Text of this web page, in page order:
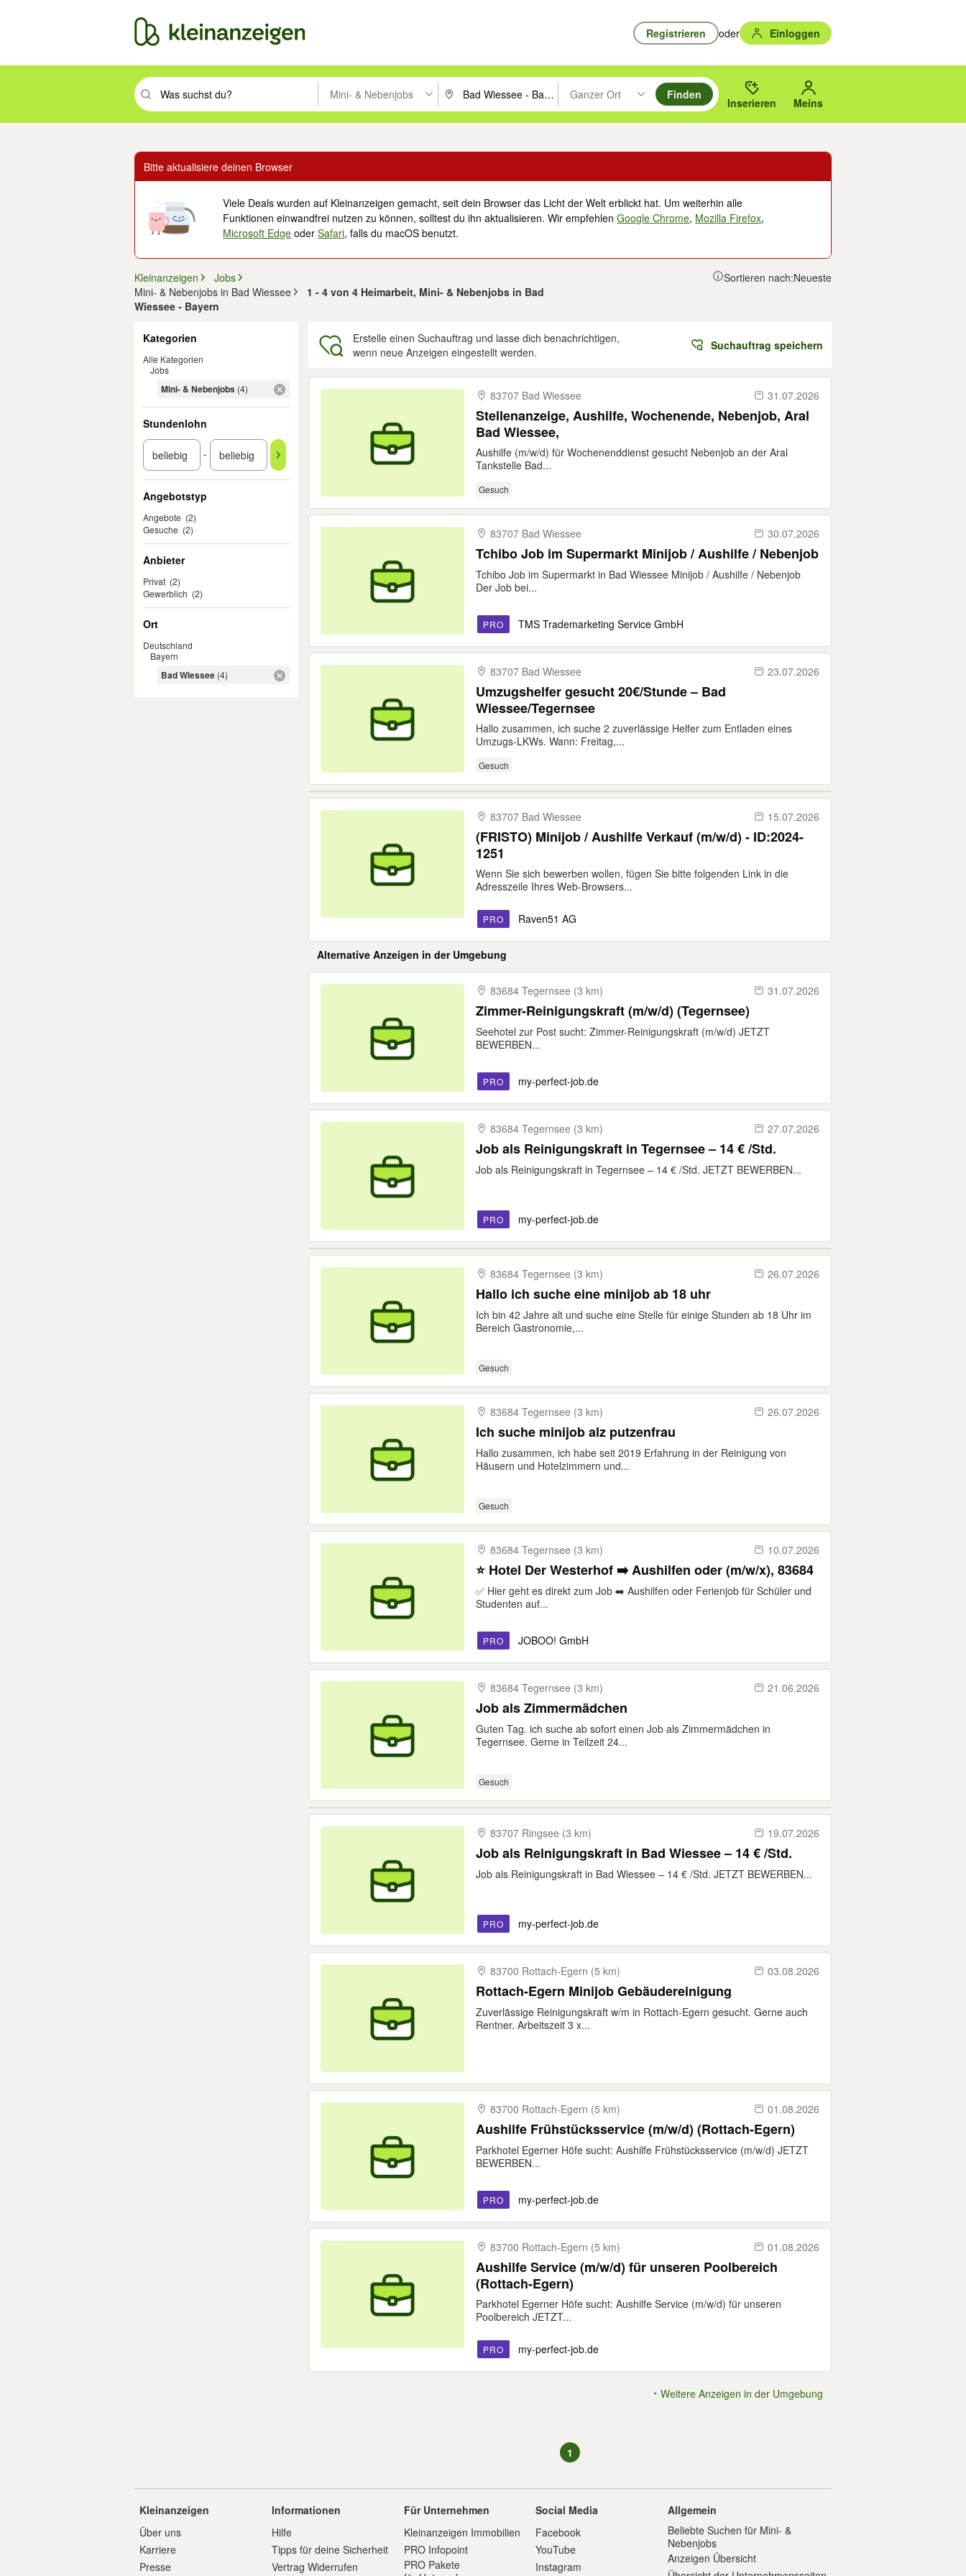
Registrieren oder Einloggen
Suchbegriff eingeben. Eingabetaste drücken um zu suchen, oder Vorschläge mit den Pfeiltasten nach oben/unten durchsuchen und mit Eingabetaste auswählen.
Mini- & Nebenjobs PLZ oder Ort eingeben. Eingabetaste drücken um zu suchen, oder Vorschläge mit den Pfeiltasten nach oben/
Ganzer Ort
Suche im Umkreis des gewählten Orts oder PLZ.
Finden
Inserieren Meins
Bitte aktualisiere deinen Browser
Viele Deals wurden auf Kleinanzeigen gemacht, seit dein Browser das Licht der Welt erblickt hat. Um weiterhin alle
Funktionen einwandfrei nutzen zu können, solltest du ihn aktualisieren. Wir empfehlenGoogle Chrome, Mozilla Firefox,
Microsoft Edge oderSafari, falls du macOS benutzt.
Kleinanzeigen
Jobs
Mini- & Nebenjobs in Bad Wiessee
1 - 4 von 4 Heimarbeit, Mini- & Nebenjobs in Bad
Wiessee - Bayern
Sortieren nach:Neueste
Kategorien
Alle Kategorien
Jobs
Mini- & Nebenjobs (4)
Stundenlohn
-
Angebotstyp
Angebote (2)
Gesuche (2)
Anbieter
Privat (2)
Gewerblich (2)
Ort
Deutschland
Bayern
Bad Wiessee (4)
Erstelle einen Suchauftrag und lasse dich benachrichtigen,
wenn neue Anzeigen eingestellt werden.
Suchauftrag speichern
83707 Bad Wiessee
31.07.2026
Stellenanzeige, Aushilfe, Wochenende, Nebenjob, Aral
Bad Wiessee,
Aushilfe (m/w/d) für Wochenenddienst gesucht Nebenjob an der Aral
Tankstelle Bad...
Gesuch
83707 Bad Wiessee 30.07.2026
Tchibo Job im Supermarkt Minijob / Aushilfe / Nebenjob
Tchibo Job im Supermarkt in Bad Wiessee Minijob / Aushilfe / Nebenjob
Der Job bei...
PRO TMS Trademarketing Service GmbH
83707 Bad Wiessee 23.07.2026
Umzugshelfer gesucht 20€/Stunde – Bad
Wiessee/Tegernsee
Hallo zusammen, ich suche 2 zuverlässige Helfer zum Entladen eines
Umzugs-LKWs. Wann: Freitag,...
Gesuch
83707 Bad Wiessee 15.07.2026
(FRISTO) Minijob / Aushilfe Verkauf (m/w/d) - ID:2024-
1251
Wenn Sie sich bewerben wollen, fügen Sie bitte folgenden Link in die
Adresszeile Ihres Web-Browsers...
PRO Raven51 AG
Alternative Anzeigen in der Umgebung
83684 Tegernsee (3 km) 31.07.2026
Zimmer-Reinigungskraft (m/w/d) (Tegernsee)
Seehotel zur Post sucht: Zimmer-Reinigungskraft (m/w/d) JETZT
BEWERBEN...
PRO my-perfect-job.de
83684 Tegernsee (3 km) 27.07.2026
Job als Reinigungskraft in Tegernsee – 14 € /Std.
Job als Reinigungskraft in Tegernsee – 14 € /Std. JETZT BEWERBEN...
PRO my-perfect-job.de
83684 Tegernsee (3 km) 26.07.2026
Hallo ich suche eine minijob ab 18 uhr
Ich bin 42 Jahre alt und suche eine Stelle für einige Stunden ab 18 Uhr im
Bereich Gastronomie,...
Gesuch
83684 Tegernsee (3 km) 26.07.2026
Ich suche minijob alz putzenfrau
Hallo zusammen, ich habe seit 2019 Erfahrung in der Reinigung von
Häusern und Hotelzimmern und...
Gesuch
83684 Tegernsee (3 km) 10.07.2026
⭐️ Hotel Der Westerhof ➡️ Aushilfen oder (m/w/x), 83684
✅ Hier geht es direkt zum Job ➡️ Aushilfen oder Ferienjob für Schüler und
Studenten auf...
PRO JOBOO! GmbH
83684 Tegernsee (3 km) 21.06.2026
Job als Zimmermädchen
Guten Tag. ich suche ab sofort einen Job als Zimmermädchen in
Tegernsee. Gerne in Teilzeit 24...
Gesuch
83707 Ringsee (3 km) 19.07.2026
Job als Reinigungskraft in Bad Wiessee – 14 € /Std.
Job als Reinigungskraft in Bad Wiessee – 14 € /Std. JETZT BEWERBEN...
PRO my-perfect-job.de
83700 Rottach-​Egern (5 km) 03.08.2026
Rottach-Egern Minijob Gebäudereinigung
Zuverlässige Reinigungskraft w/m in Rottach-Egern gesucht. Gerne auch
Rentner. Arbeitszeit 3 x...
83700 Rottach-​Egern (5 km) 01.08.2026
Aushilfe Frühstücksservice (m/w/d) (Rottach-Egern)
Parkhotel Egerner Höfe sucht: Aushilfe Frühstücksservice (m/w/d) JETZT
BEWERBEN...
PRO my-perfect-job.de
83700 Rottach-​Egern (5 km) 01.08.2026
Aushilfe Service (m/w/d) für unseren Poolbereich
(Rottach-Egern)
Parkhotel Egerner Höfe sucht: Aushilfe Service (m/w/d) für unseren
Poolbereich JETZT...
PRO my-perfect-job.de
Weitere Anzeigen in der Umgebung
1
Kleinanzeigen
Über uns
Karriere
Presse
Informationen
Hilfe
Tipps für deine Sicherheit
Vertrag Widerrufen
Für Unternehmen
Kleinanzeigen Immobilien
PRO Infopoint
PRO Pakete
Social Media
Facebook
YouTube
Instagram
Allgemein
Beliebte Suchen für Mini- &
Nebenjobs
Anzeigen Übersicht